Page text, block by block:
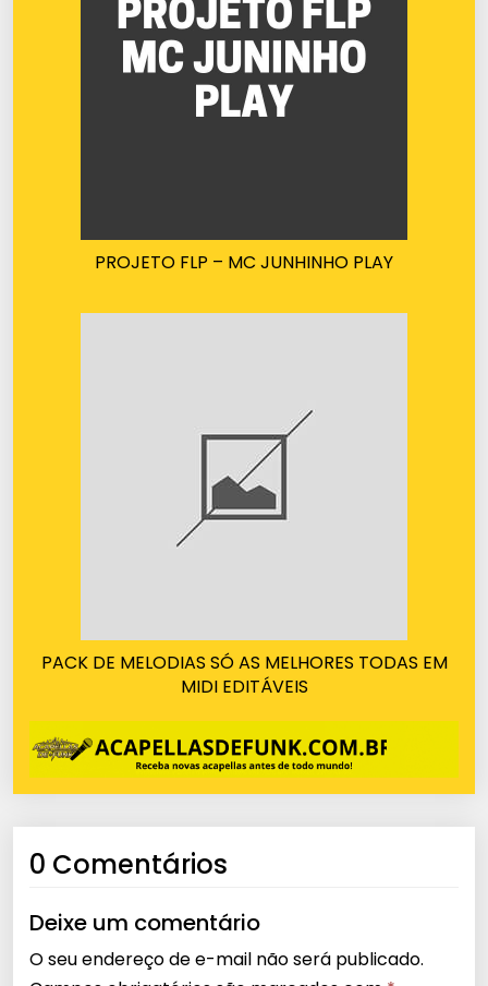
PROJETO FLP – MC JUNHINHO PLAY
PACK DE MELODIAS SÓ AS MELHORES TODAS EM
MIDI EDITÁVEIS
0 Comentários
Deixe um comentário
O seu endereço de e-mail não será publicado.